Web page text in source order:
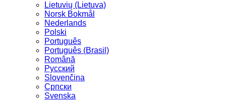
Lietuvių (Lietuva)
‪Norsk Bokmål‬
Nederlands
Polski
Português
Português (Brasil)
Română
Русский
Slovenčina
Српски
Svenska